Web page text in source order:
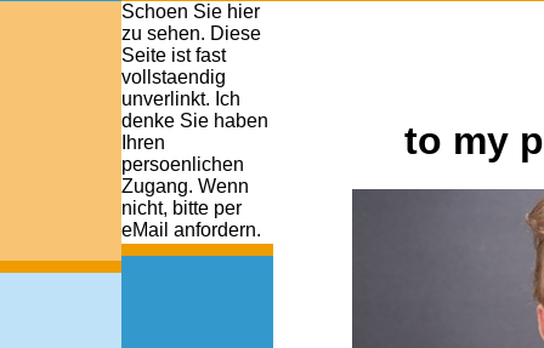
Schoen Sie hier
zu sehen. Diese
Seite ist fast
vollstaendig
unverlinkt. Ich
denke Sie haben
Ihren
persoenlichen
Zugang. Wenn
nicht, bitte per
eMail anfordern.
to my